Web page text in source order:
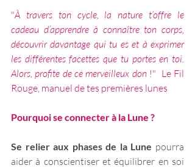
"À travers ton cycle, la nature t’offre le
cadeau d’apprendre à connaître ton corps,
découvrir davantage qui tu es et à exprimer
les différentes facettes que tu portes en toi.
Alors, profite de ce merveilleux don !"  Le Fil
Rouge, manuel de tes premières lunes
Pourquoi se connecter à la Lune ?
Se relier aux phases de la Lune pourra
aider à conscientiser et équilibrer en soi